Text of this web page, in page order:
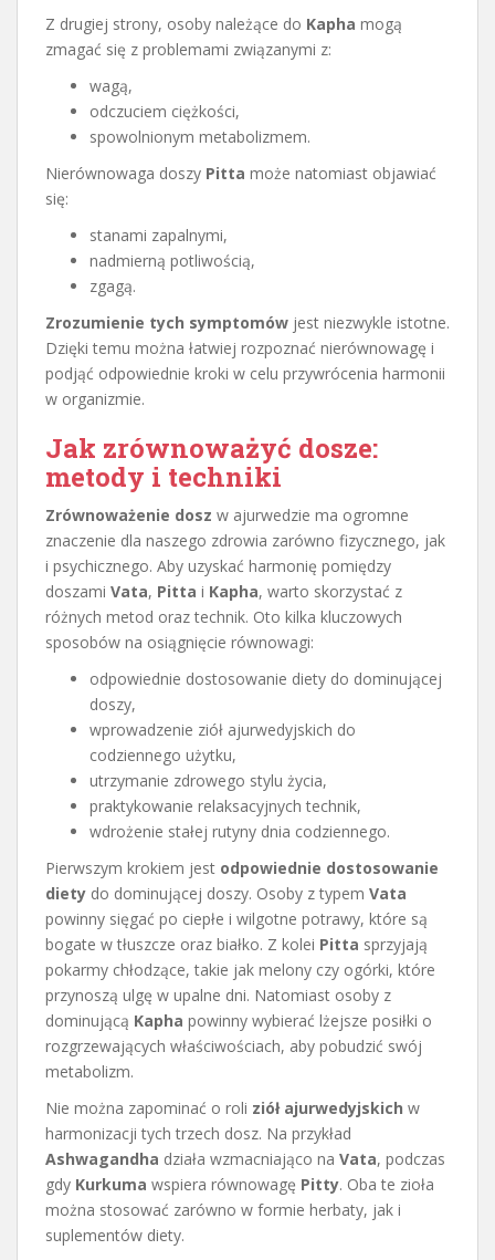
Z drugiej strony, osoby należące do Kapha mogą
zmagać się z problemami związanymi z:
wagą,
odczuciem ciężkości,
spowolnionym metabolizmem.
Nierównowaga doszy Pitta może natomiast objawiać
się:
stanami zapalnymi,
nadmierną potliwością,
zgagą.
Zrozumienie tych symptomów jest niezwykle istotne.
Dzięki temu można łatwiej rozpoznać nierównowagę i
podjąć odpowiednie kroki w celu przywrócenia harmonii
w organizmie.
Jak zrównoważyć dosze:
metody i techniki
Zrównoważenie dosz w ajurwedzie ma ogromne
znaczenie dla naszego zdrowia zarówno fizycznego, jak
i psychicznego. Aby uzyskać harmonię pomiędzy
doszami Vata, Pitta i Kapha, warto skorzystać z
różnych metod oraz technik. Oto kilka kluczowych
sposobów na osiągnięcie równowagi:
odpowiednie dostosowanie diety do dominującej
doszy,
wprowadzenie ziół ajurwedyjskich do
codziennego użytku,
utrzymanie zdrowego stylu życia,
praktykowanie relaksacyjnych technik,
wdrożenie stałej rutyny dnia codziennego.
Pierwszym krokiem jest odpowiednie dostosowanie
diety do dominującej doszy. Osoby z typem Vata
powinny sięgać po ciepłe i wilgotne potrawy, które są
bogate w tłuszcze oraz białko. Z kolei Pitta sprzyjają
pokarmy chłodzące, takie jak melony czy ogórki, które
przynoszą ulgę w upalne dni. Natomiast osoby z
dominującą Kapha powinny wybierać lżejsze posiłki o
rozgrzewających właściwościach, aby pobudzić swój
metabolizm.
Nie można zapominać o roli ziół ajurwedyjskich w
harmonizacji tych trzech dosz. Na przykład
Ashwagandha działa wzmacniająco na Vata, podczas
gdy Kurkuma wspiera równowagę Pitty. Oba te zioła
można stosować zarówno w formie herbaty, jak i
suplementów diety.